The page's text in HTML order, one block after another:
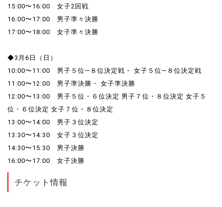
15:00〜16:00 女子2回戦
16:00〜17:00 男子準々決勝
17:00〜18:00 女子準々決勝
◆3月6日（日）
10:00〜11:00 男子５位―８位決定戦・ 女子５位―８位決定戦
11:00〜12:00 男子準決勝・ 女子準決勝
12:00〜13:00 男子５位・６位決定 男子７位・８位決定 女子５
位・６位決定 女子７位・８位決定
13:00〜14:00 男子３位決定
13:30〜14:30 女子３位決定
14:30〜15:30 男子決勝
16:00〜17:00 女子決勝
チケット情報